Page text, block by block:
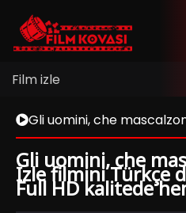
Film izle
Gli uomini, che
Gli uomini, che
İzle filmini Türkçe
Full HD kalitede